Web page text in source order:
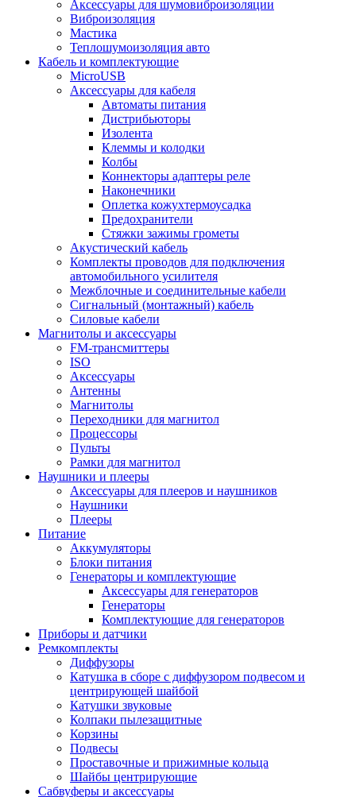
Аксессуары для шумовиброизоляции
Виброизоляция
Мастика
Теплошумоизоляция авто
Кабель и комплектующие
MicroUSB
Аксессуары для кабеля
Автоматы питания
Дистрибьюторы
Изолента
Клеммы и колодки
Колбы
Коннекторы адаптеры реле
Наконечники
Оплетка кожухтермоусадка
Предохранители
Стяжки зажимы грометы
Акустический кабель
Комплекты проводов для подключения
автомобильного усилителя
Межблочные и соединительные кабели
Сигнальный (монтажный) кабель
Силовые кабели
Магнитолы и аксессуары
FM-трансмиттеры
ISO
Аксессуары
Антенны
Магнитолы
Переходники для магнитол
Процессоры
Пульты
Рамки для магнитол
Наушники и плееры
Аксессуары для плееров и наушников
Наушники
Плееры
Питание
Аккумуляторы
Блоки питания
Генераторы и комплектующие
Аксессуары для генераторов
Генераторы
Комплектующие для генераторов
Приборы и датчики
Ремкомплекты
Диффузоры
Катушка в сборе с диффузором подвесом и
центрирующей шайбой
Катушки звуковые
Колпаки пылезащитные
Корзины
Подвесы
Проставочные и прижимные кольца
Шайбы центрирующие
Сабвуферы и аксессуары